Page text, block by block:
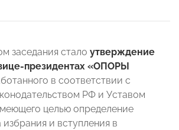
заседания стало утверждение
президентах «ОПОРЫ
в соответствии с
РФ и Уставом
целью определение
избрания и вступления в